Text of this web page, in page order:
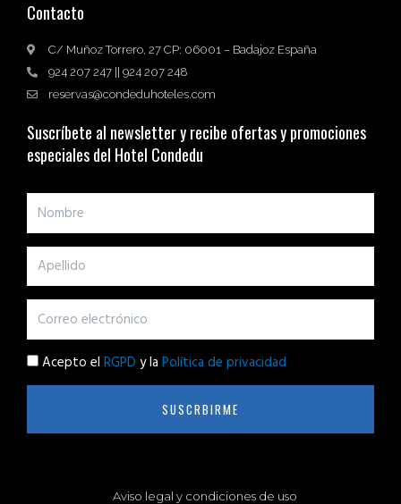
Contacto
C/ Muñoz Torrero, 27 CP: 06001 – Badajoz España
924 207 247 || 924 207 248
reservas@condeduhoteles.com
Suscríbete al newsletter y recibe ofertas y promociones
especiales del Hotel Condedu
Acepto el RGPD y la Política de privacidad
SUSCRBIRME
Aviso legal y condiciones de uso